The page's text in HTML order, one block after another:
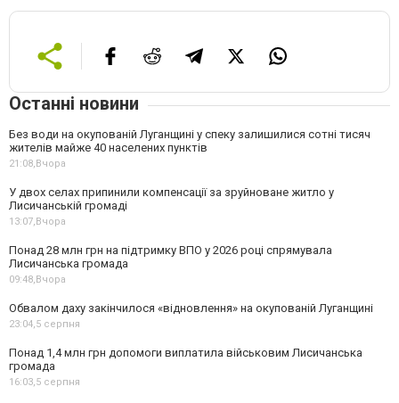
Останні новини
Без води на окупованій Луганщині у спеку залишилися сотні тисяч
жителів майже 40 населених пунктів
21:08, Вчора
У двох селах припинили компенсації за зруйноване житло у
Лисичанській громаді
13:07, Вчора
Понад 28 млн грн на підтримку ВПО у 2026 році спрямувала
Лисичанська громада
09:48, Вчора
Обвалом даху закінчилося «відновлення» на окупованій Луганщині
23:04,5 серпня
Понад 1,4 млн грн допомоги виплатила військовим Лисичанська
громада
16:03,5 серпня